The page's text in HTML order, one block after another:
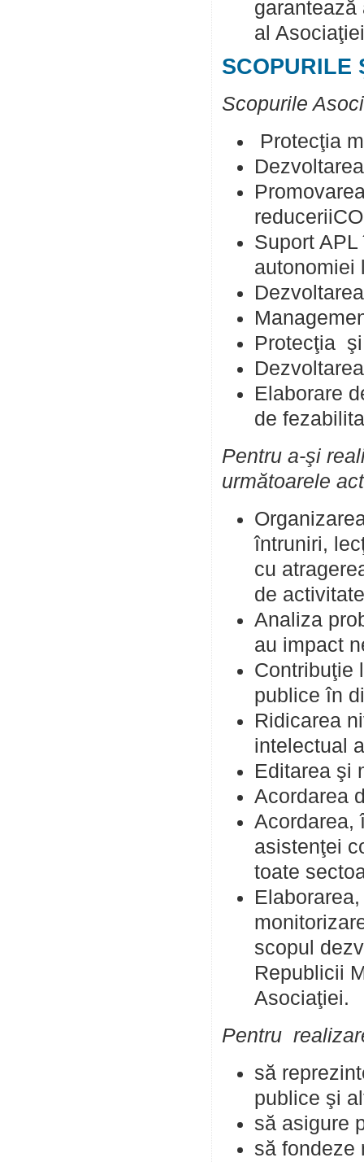
al
SCOPURILE
Scopurile
Protecţia
Suport
autonomiei
Protecţia
Elaborare
de
Pentru a-şi
următoarele
întruniri,
cu
de
Analiza
au impact
Contribuţie
publice în
Ridicarea
intelectual
Editarea şi
Acordarea
Acordarea,
asistenţei
toate
scopul
Republicii
Asociaţiei.
Pentru
să
publice şi
să asigure
să fondeze